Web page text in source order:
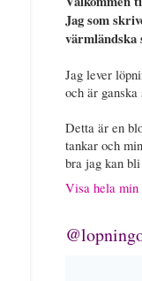
Jag som
värmländska
Jag lever
och är ganska
Detta är en
tankar och
bra jag kan
Visa hela min